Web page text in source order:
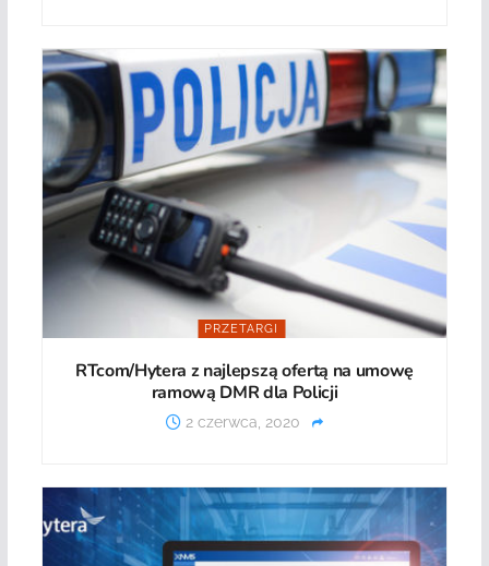
PRZETARGI
RTcom/Hytera z najlepszą ofertą na umowę
ramową DMR dla Policji
2 czerwca, 2020